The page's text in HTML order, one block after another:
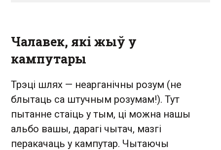
Чалавек, які жыў у
кампутары
Трэці шлях — неарганічны розум (не
блытаць са штучным розумам!). Тут
пытанне стаіць у тым, ці можна нашы
альбо вашы, дарагі чытач, мазгі
перакачаць у кампутар. Чытаючы